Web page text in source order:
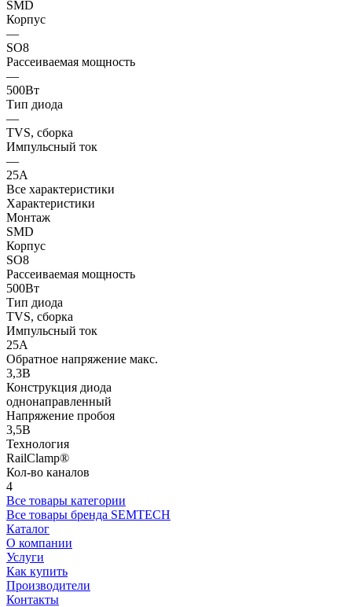
SMD
Корпус
—
SO8
Рассеиваемая мощность
—
500Вт
Тип диода
—
TVS, сборка
Импульсный ток
—
25А
Все характеристики
Характеристики
Монтаж
SMD
Корпус
SO8
Рассеиваемая мощность
500Вт
Тип диода
TVS, сборка
Импульсный ток
25А
Обратное напряжение макс.
3,3В
Конструкция диода
однонаправленный
Напряжение пробоя
3,5В
Технология
RailClamp®
Кол-во каналов
4
Все товары категории
Все товары бренда SEMTECH
Каталог
О компании
Услуги
Как купить
Производители
Контакты